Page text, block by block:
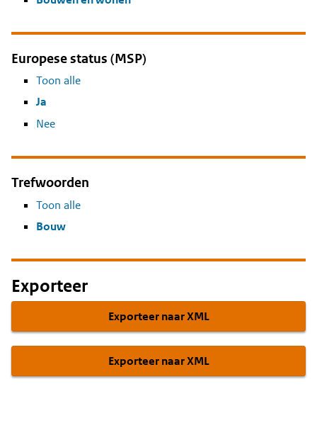
Europese status (MSP)
Toon alle
Ja
Nee
Trefwoorden
Toon alle
Bouw
Exporteer
Exporteer naar XML
Exporteer naar XML